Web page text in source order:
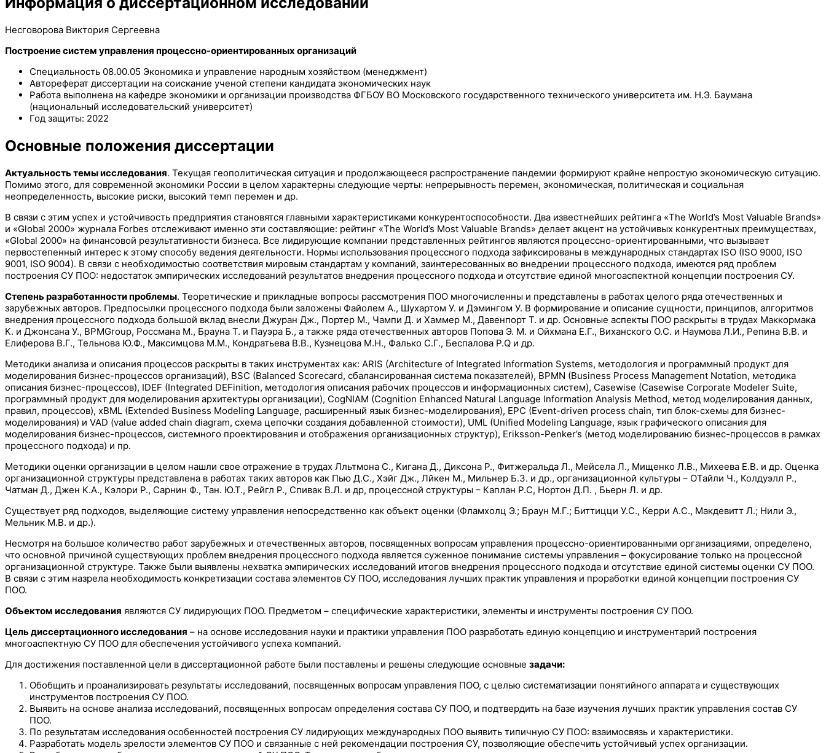
Несговорова Виктория Сергеевна
Построение систем управления процессно-ориентированных организаций
Специальность 08.00.05 Экономика и управление народным хозяйством (менеджмент)
Автореферат диссертации на соискание ученой степени кандидата экономических наук
Работа выполнена на кафедре экономики и организации производства ФГБОУ ВО Московского государственного технического университета им. Н.Э. Баумана
(национальный исследовательский университет)
Год защиты: 2022
Основные положения диссертации
Актуальность темы исследования. Текущая геополитическая ситуация и продолжающееся распространение пандемии формируют крайне непростую экономическую ситуацию.
Помимо этого, для современной экономики России в целом характерны следующие черты: непрерывность перемен, экономическая, политическая и социальная
неопределенность, высокие риски, высокий темп перемен и др.
В связи с этим успех и устойчивость предприятия становятся главными характеристиками конкурентоспособности. Два известнейших рейтинга «The World’s Most Valuable Brands»
и «Global 2000» журнала Forbes отслеживают именно эти составляющие: рейтинг «The World’s Most Valuable Brands» делает акцент на устойчивых конкурентных преимуществах,
«Global 2000» на финансовой результативности бизнеса. Все лидирующие компании представленных рейтингов являются процессно-ориентированными, что вызывает
первостепенный интерес к этому способу ведения деятельности. Нормы использования процессного подхода зафиксированы в международных стандартах ISO (ISO 9000, ISO
9001, ISO 9004). В связи с необходимостью соответствия мировым стандартам у компаний, заинтересованных во внедрении процессного подхода, имеются ряд проблем
построения СУ ПОО: недостаток эмпирических исследований результатов внедрения процессного подхода и отсутствие единой многоаспектной концепции построения СУ.
Степень разработанности проблемы. Теоретические и прикладные вопросы рассмотрения ПОО многочисленны и представлены в работах целого ряда отечественных и
зарубежных авторов. Предпосылки процессного подхода были заложены Файолем А., Шухартом У. и Дэмингом У. В формирование и описание сущности, принципов, алгоритмов
внедрения процессного подхода большой вклад внесли Джуран Дж., Портер М., Чампи Д. и Хаммер М., Давенпорт Т. и др. Основные аспекты ПОО раскрыты в трудах Маккормака
К. и Джонсана У., BPMGroup, Pоссмана М., Брауна Т. и Пауэра Б., а также ряда отечественных авторов Попова Э. М. и Ойхмана Е.Г., Виханского О.С. и Наумова Л.И., Pепина В.В. и
Елиферова В.Г., Тельнова Ю.Ф., Максимцова М.М., Кондратьева В.В., Кузнецова М.Н., Фалько С.Г., Беспалова P.Q и др.
Методики анализа и описания процессов раскрыты в таких инструментах как: ARIS (Architecture of Integrated Information Systems, методология и программный продукт для
моделирования бизнес-процессов организаций), BSC (Balanced Scorecard, сбалансированная система показателей), BPMN (Business Process Management Notation, методика
описания бизнес-процессов), IDEF (Integrated DEFinition, методология описания рабочих процессов и информационных систем), Casewise (Casewise Corporate Modeler Suite,
программный продукт для моделирования архитектуры организации), CogNIAM (Cognition Enhanced Natural Language Information Analysis Method, метод моделирования данных,
правил, процессов), xBML (Extended Business Modeling Language, расширенный язык бизнес-моделирования), EPC (Event-driven process chain, тип блок-схемы для бизнес-
моделирования) и VAD (value added chain diagram, схема цепочки создания добавленной стоимости), UML (Unified Modeling Language, язык графического описания для
моделирования бизнес-процессов, системного проектирования и отображения организационных структур), Eriksson-Penker’s (метод моделированию бизнес-процессов в рамках
процессного подхода) и пр.
Методики оценки организации в целом нашли свое отражение в трудах Лльтмона С., Кигана Д., Диксона P., Фитжеральда Л., Мейсела Л., Мищенко Л.В., Михеева Е.В. и др. Оценка
организационной структуры представлена в работах таких авторов как Пью Д.С., Хэйг Дж., Лйкен М., Мильнер Б.З. и др., организационной культуры – ОТайли Ч., Колдуэлл P.,
Чатман Д., Джен K.A., Кэлори P., Сарнин Ф., Тан. Ю.Т., Pейгл P., Спивак В.Л. и др, процессной структуры – Каплан P.C, Нортон Д.П. , Бьерн Л. и др.
Существует ряд подходов, выделяющие систему управления непосредственно как объект оценки (Фламхолц Э.; Браун М.Г.; Биттицци У.С., Керри А.С., Макдевитт Л.; Нили Э.,
Мельник М.В. и др.).
Несмотря на большое количество работ зарубежных и отечественных авторов, посвященных вопросам управления процессно-ориентированными организациями, определено,
что основной причиной существующих проблем внедрения процессного подхода является суженное понимание системы управления – фокусирование только на процессной
организационной структуре. Также были выявлены нехватка эмпирических исследований итогов внедрения процессного подхода и отсутствие единой системы оценки СУ ПОО.
В связи с этим назрела необходимость конкретизации состава элементов СУ ПОО, исследования лучших практик управления и проработки единой концепции построения СУ
ПОО.
Объектом исследования являются СУ лидирующих ПОО. Предметом – специфические характеристики, элементы и инструменты построения СУ ПОО.
Цель диссертационного исследования – на основе исследования науки и практики управления ПОО разработать единую концепцию и инструментарий построения
многоаспектную СУ ПОО для обеспечения устойчивого успеха компаний.
Для достижения поставленной цели в диссертационной работе были поставлены и решены следующие основные задачи:
Обобщить и проанализировать результаты исследований, посвященных вопросам управления ПОО, с целью систематизации понятийного аппарата и существующих
инструментов построения СУ ПОО.
Выявить на основе анализа исследований, посвященных вопросам определения состава СУ ПОО, и подтвердить на базе изучения лучших практик управления состав СУ
ПОО.
По результатам исследования особенностей построения СУ лидирующих международных ПОО выявить типичную СУ ПОО: взаимосвязь и характеристики.
Разработать модель зрелости элементов СУ ПОО и связанные с ней рекомендации построения СУ, позволяющие обеспечить устойчивый успех организации.